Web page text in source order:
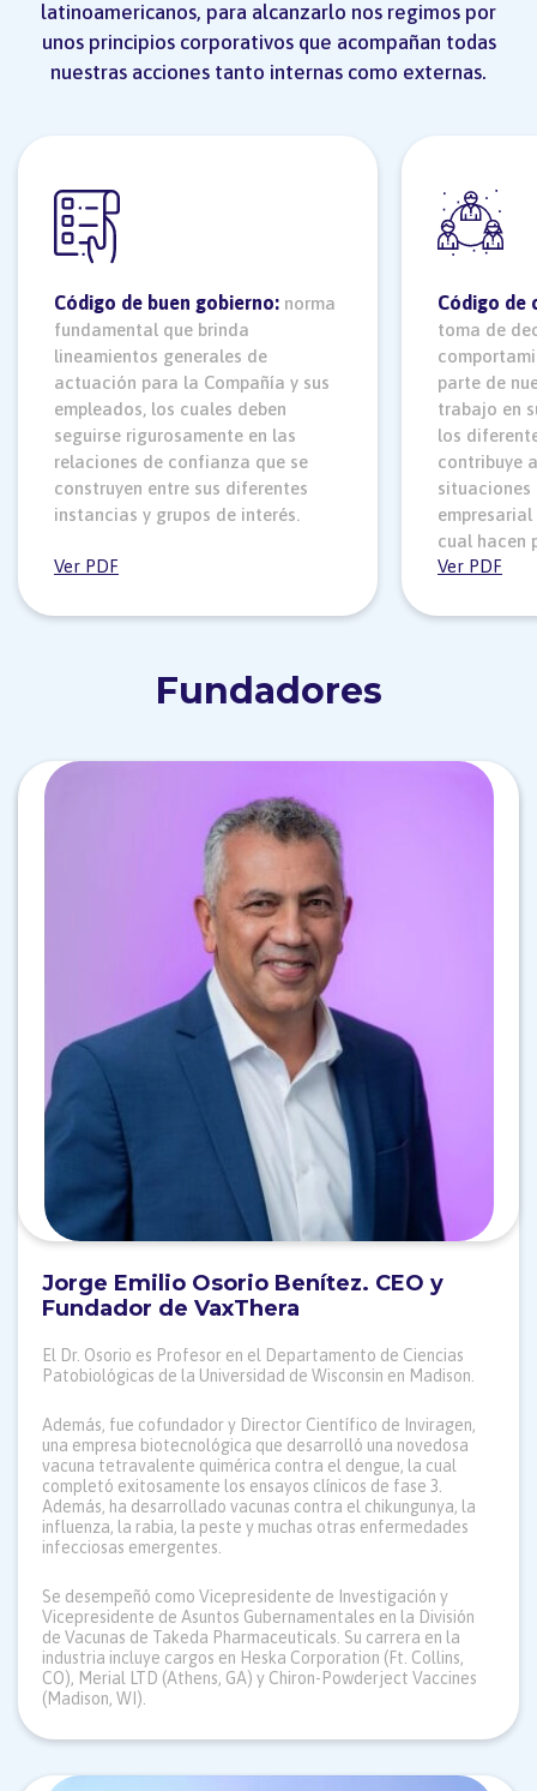
latinoamericanos, para alcanzarlo nos regimos por
unos principios corporativos que acompañan todas
nuestras acciones tanto internas como externas.
Código de buen gobierno: norma
fundamental que brinda
lineamientos generales de
actuación para la Compañía y sus
empleados, los cuales deben
seguirse rigurosamente en las
relaciones de confianza que se
construyen entre sus diferentes
instancias y grupos de interés.
Ver PDF
Código de
toma de
parte de
trabajo en
los
contribuye
cual hacen
Ver PDF
Fundadores
Jorge Emilio Osorio Benítez. CEO y
Fundador de VaxThera
El Dr. Osorio es Profesor en el Departamento de Ciencias
Patobiológicas de la Universidad de Wisconsin en Madison.
Además, fue cofundador y Director Científico de Inviragen,
una empresa biotecnológica que desarrolló una novedosa
vacuna tetravalente quimérica contra el dengue, la cual
completó exitosamente los ensayos clínicos de fase 3.
Además, ha desarrollado vacunas contra el chikungunya, la
influenza, la rabia, la peste y muchas otras enfermedades
infecciosas emergentes.
Se desempeñó como Vicepresidente de Investigación y
Vicepresidente de Asuntos Gubernamentales en la División
de Vacunas de Takeda Pharmaceuticals. Su carrera en la
industria incluye cargos en Heska Corporation (Ft. Collins,
CO), Merial LTD (Athens, GA) y Chiron-Powderject Vaccines
(Madison, WI).